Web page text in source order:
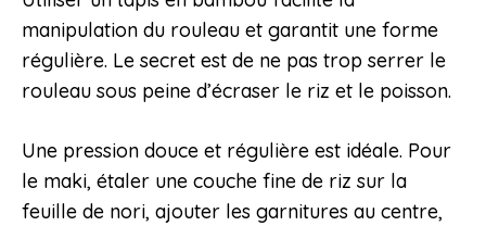
manipulation du rouleau et garantit une forme
régulière. Le secret est de ne pas trop serrer le
rouleau sous peine d’écraser le riz et le poisson.
Une pression douce et régulière est idéale. Pour
le maki, étaler une couche fine de riz sur la
feuille de nori, ajouter les garnitures au centre,